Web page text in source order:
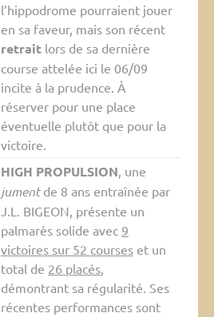
l’hippodrome pourraient jouer
en sa faveur, mais son récent
retraitlors de sa dernière
course attelée ici le 06/09
incite à la prudence. À
réserver pour une place
éventuelle plutôt que pour la
victoire.
HIGH PROPULSION, une
jumentde 8 ans entraînée par
J.L. BIGEON, présente un
palmarès solide avec 9
victoires sur 52 courseset un
total de 26 placés,
démontrant sa régularité. Ses
récentes performances sont